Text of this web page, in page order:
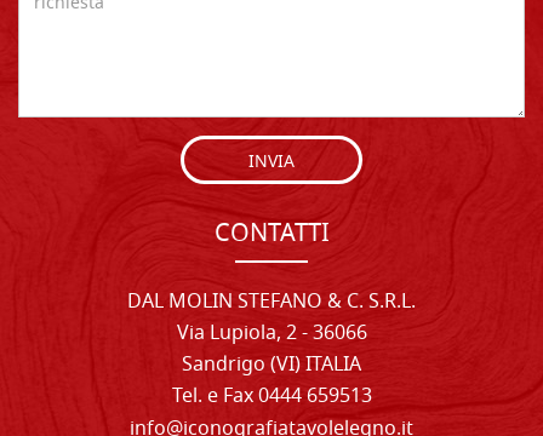
INVIA
CONTATTI
DAL MOLIN STEFANO & C. S.R.L.
Via Lupiola, 2 - 36066
Sandrigo (VI) ITALIA
Tel. e Fax 0444 659513
info@iconografiatavolelegno.it